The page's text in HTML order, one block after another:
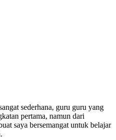
sederhana, guru guru yang
pertama, namun dari
saya bersemangat untuk belajar